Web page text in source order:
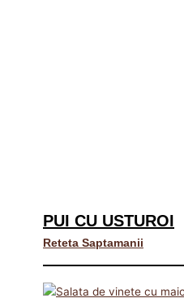
PUI CU USTUROI
Reteta Saptamanii